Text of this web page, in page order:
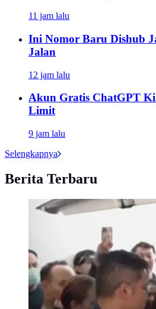
11 jam lalu
Ini Nomor Baru Dishub
Jalan
12 jam lalu
Akun Gratis ChatGPT
Limit
9 jam lalu
Selengkapnya
Berita Terbaru